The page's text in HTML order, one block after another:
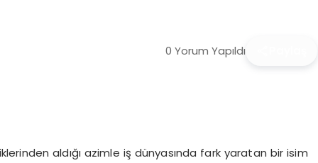
0 Yorum Yapıldı
aldığı azimle iş dünyasında fark yaratan bir isim